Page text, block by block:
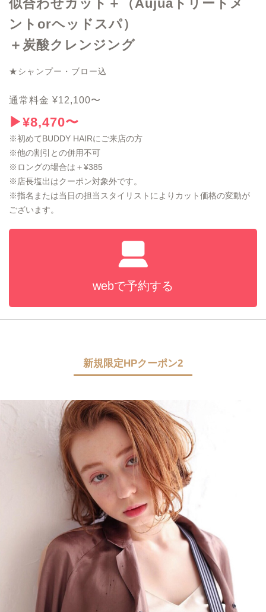
似合わせカット＋（Aujuaトリートメ
ントorヘッドスパ）
＋炭酸クレンジング
★シャンプー・ブロー込
通常料金 ¥12,100〜
▶︎¥8,470〜
※初めてBUDDY HAIRにご来店の方
※他の割引との併用不可
※ロングの場合は＋¥385
※店長塩出はクーポン対象外です。
※指名または当日の担当スタイリストによりカット価格の変動が
ございます。
webで予約する
新規限定HPクーポン2